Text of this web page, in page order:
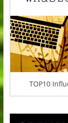
TOP10